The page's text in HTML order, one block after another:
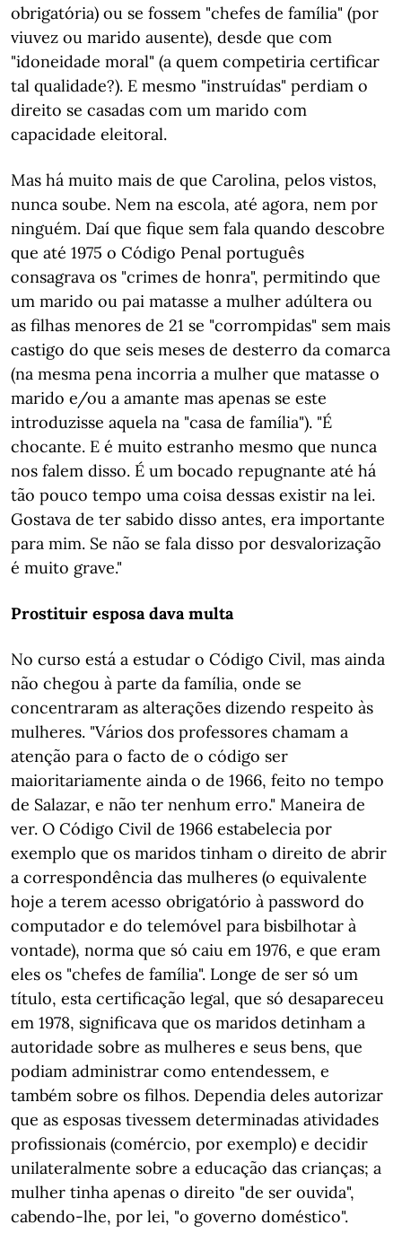
obrigatória) ou se fossem "chefes de família" (por
viuvez ou marido ausente), desde que com
"idoneidade moral" (a quem competiria certificar
tal qualidade?). E mesmo "instruídas" perdiam o
direito se casadas com um marido com
capacidade eleitoral.
Mas há muito mais de que Carolina, pelos vistos,
nunca soube. Nem na escola, até agora, nem por
ninguém. Daí que fique sem fala quando descobre
que até 1975 o Código Penal português
consagrava os "crimes de honra", permitindo que
um marido ou pai matasse a mulher adúltera ou
as filhas menores de 21 se "corrompidas" sem mais
castigo do que seis meses de desterro da comarca
(na mesma pena incorria a mulher que matasse o
marido e/ou a amante mas apenas se este
introduzisse aquela na "casa de família"). "É
chocante. E é muito estranho mesmo que nunca
nos falem disso. É um bocado repugnante até há
tão pouco tempo uma coisa dessas existir na lei.
Gostava de ter sabido disso antes, era importante
para mim. Se não se fala disso por desvalorização
é muito grave."
Prostituir esposa dava multa
No curso está a estudar o Código Civil, mas ainda
não chegou à parte da família, onde se
concentraram as alterações dizendo respeito às
mulheres. "Vários dos professores chamam a
atenção para o facto de o código ser
maioritariamente ainda o de 1966, feito no tempo
de Salazar, e não ter nenhum erro." Maneira de
ver. O Código Civil de 1966 estabelecia por
exemplo que os maridos tinham o direito de abrir
a correspondência das mulheres (o equivalente
hoje a terem acesso obrigatório à password do
computador e do telemóvel para bisbilhotar à
vontade), norma que só caiu em 1976, e que eram
eles os "chefes de família". Longe de ser só um
título, esta certificação legal, que só desapareceu
em 1978, significava que os maridos detinham a
autoridade sobre as mulheres e seus bens, que
podiam administrar como entendessem, e
também sobre os filhos. Dependia deles autorizar
que as esposas tivessem determinadas atividades
profissionais (comércio, por exemplo) e decidir
unilateralmente sobre a educação das crianças; a
mulher tinha apenas o direito "de ser ouvida",
cabendo-lhe, por lei, "o governo doméstico".